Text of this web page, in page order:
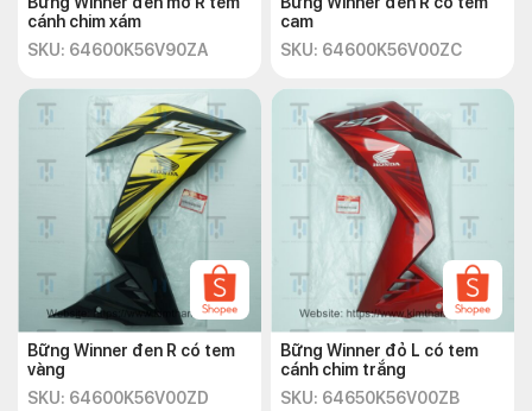
cánh chim xám
SKU: 64600K56V90ZA
cam
SKU: 64600K56V00ZC
Bững Winner đen R có tem
vàng
SKU: 64600K56V00ZD
Bững Winner đỏ L có tem
cánh chim trắng
SKU: 64650K56V00ZB